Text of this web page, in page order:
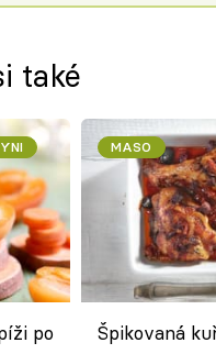
také
po
MASO
Špikovaná